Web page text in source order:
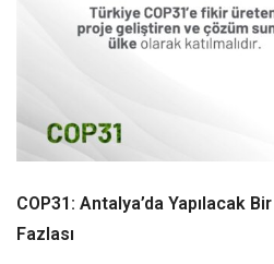
COP31: Antalya’da Yapılacak
Fazlası